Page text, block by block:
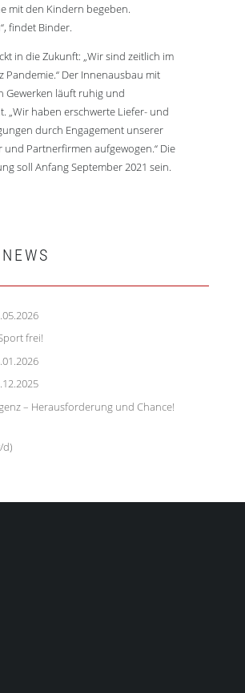
mit den Kindern begeben.
findet Binder.
in die Zukunft: „Wir sind zeitlich im
Pandemie.“ Der Innenausbau mit
Gewerken läuft ruhig und
„Wir haben erschwerte Liefer- und
durch Engagement unserer
und Partnerfirmen aufgewogen.“ Die
soll Anfang September 2021 sein.
frei!
– Herausforderung und Chance!
d)